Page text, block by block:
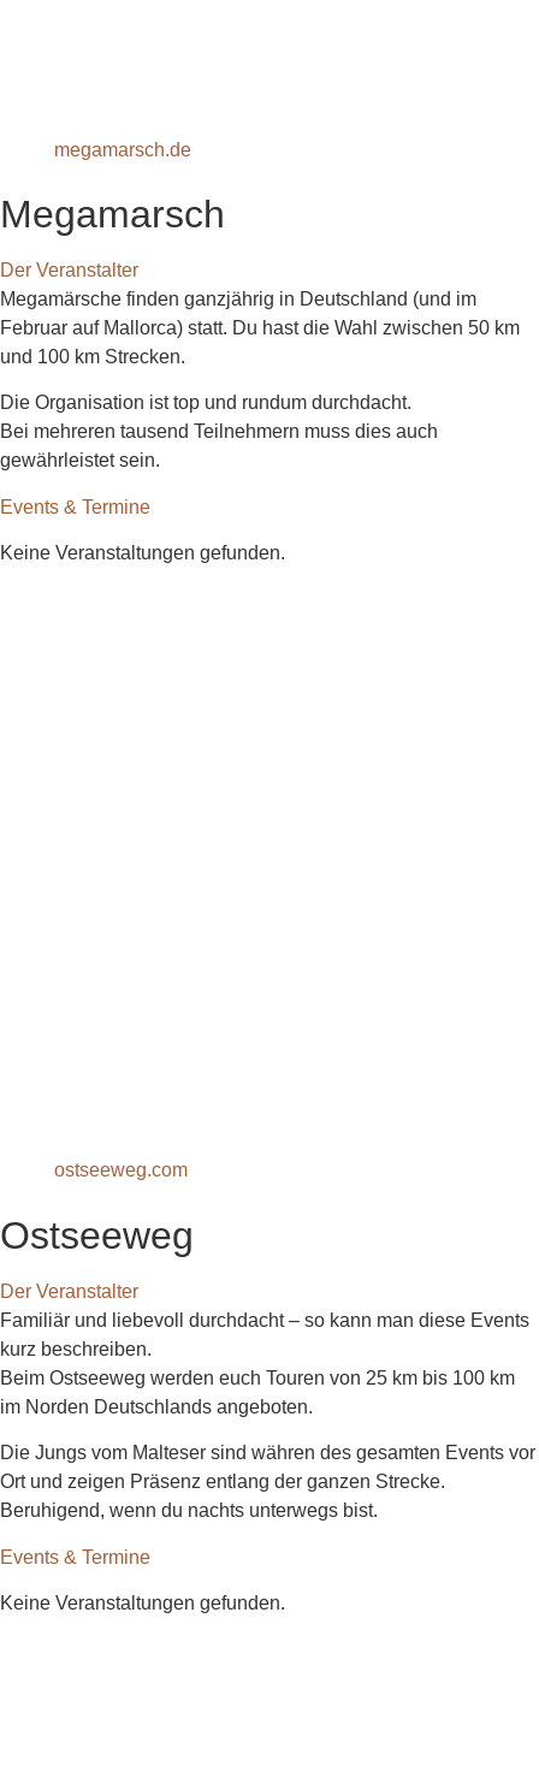
megamarsch.de
Megamarsch
Der Veranstalter
Megamärsche finden ganzjährig in Deutschland (und im
Februar auf Mallorca) statt. Du hast die Wahl zwischen 50 km
und 100 km Strecken.
Die Organisation ist top und rundum durchdacht.
Bei mehreren tausend Teilnehmern muss dies auch
gewährleistet sein.
Events & Termine
Keine Veranstaltungen gefunden.
ostseeweg.com
Ostseeweg
Der Veranstalter
Familiär und liebevoll durchdacht – so kann man diese Events
kurz beschreiben.
Beim Ostseeweg werden euch Touren von 25 km bis 100 km
im Norden Deutschlands angeboten.
Die Jungs vom Malteser sind währen des gesamten Events vor
Ort und zeigen Präsenz entlang der ganzen Strecke.
Beruhigend, wenn du nachts unterwegs bist.
Events & Termine
Keine Veranstaltungen gefunden.